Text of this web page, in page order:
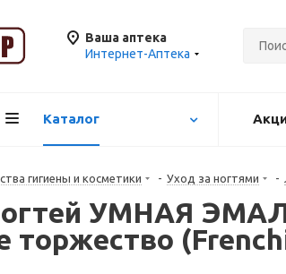
Ваша аптека
Интернет-Аптека
Каталог
гигиены и косметики - Уход за ногтями -
УМНАЯ
торжество